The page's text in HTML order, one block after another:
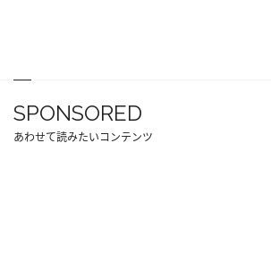
SPONSORED
あわせて読みたいコンテンツ